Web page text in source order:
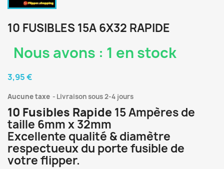
10 FUSIBLES 15A 6X32 RAPIDE
Nous avons : 1 en stock
3,95 €
Aucune taxe Livraison sous 2-4 jours
10 Fusibles Rapide 15 Ampères de
taille 6mm x 32mm
Excellente qualité & diamètre
respectueux du porte fusible de
votre flipper.